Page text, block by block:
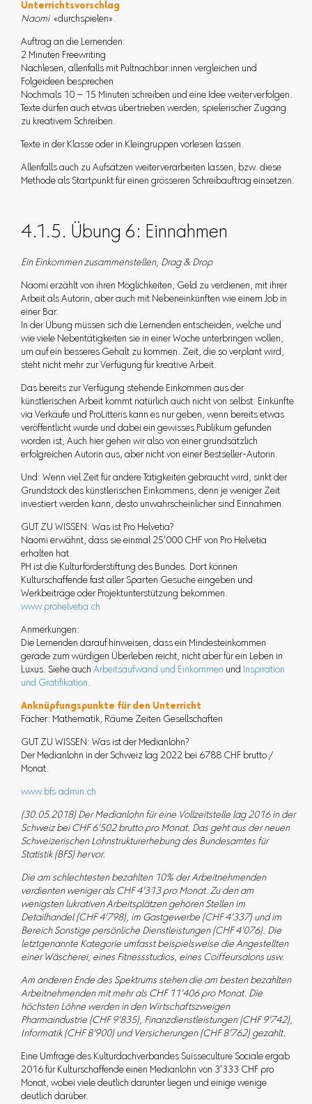
Unterrichtsvorschlag
Naomi«durchspielen».
Auftrag an die Lernenden:
2 Minuten Freewriting
Nachlesen, allenfalls mit Pultnachbar:innen vergleichen und
Folgeideen besprechen
Nochmals 10 – 15 Minuten schreiben und eine Idee weiterverfolgen.
Texte dürfen auch etwas übertrieben werden, spielerischer Zugang
zu kreativem Schreiben.
Texte in der Klasse oder in Kleingruppen vorlesen lassen.
Allenfalls auch zu Aufsätzen weiterverarbeiten lassen, bzw. diese
Methode als Startpunkt für einen grösseren Schreibauftrag einsetzen.
4.1.5. Übung 6: Einnahmen
Ein Einkommen zusammenstellen, Drag & Drop
Naomi erzählt von ihren Möglichkeiten, Geld zu verdienen, mit ihrer
Arbeit als Autorin, aber auch mit Nebeneinkünften wie einem Job in
einer Bar.
In der Übung müssen sich die Lernenden entscheiden, welche und
wie viele Nebentätigkeiten sie in einer Woche unterbringen wollen,
um auf ein besseres Gehalt zu kommen. Zeit, die so verplant wird,
steht nicht mehr zur Verfügung für kreative Arbeit.
Das bereits zur Verfügung stehende Einkommen aus der
künstlerischen Arbeit kommt natürlich auch nicht von selbst: Einkünfte
via Verkäufe und ProLitteris kann es nur geben, wenn bereits etwas
veröffentlicht wurde und dabei ein gewisses Publikum gefunden
worden ist, Auch hier gehen wir also von einer grundsätzlich
erfolgreichen Autorin aus, aber nicht von einer Bestseller-Autorin.
Und: Wenn viel Zeit für andere Tätigkeiten gebraucht wird, sinkt der
Grundstock des künstlerischen Einkommens, denn je weniger Zeit
investiert werden kann, desto unwahrscheinlicher sind Einnahmen.
GUT ZU WISSEN: Was ist Pro Helvetia?
Naomi erwähnt, dass sie einmal 25'000 CHF von Pro Helvetia
erhalten hat.
PH ist die Kulturförderstiftung des Bundes. Dort können
Kulturschaffende fast aller Sparten Gesuche eingeben und
Werkbeiträge oder Projektunterstützung bekommen.
www.prohelvetia.ch
Anmerkungen:
Die Lernenden darauf hinweisen, dass ein Mindesteinkommen
gerade zum würdigen Überleben reicht, nicht aber für ein Leben in
Luxus. Siehe auch Arbeitsaufwand und Einkommen und Inspiration
und Gratifikation.
Anknüpfungspunkte für den Unterricht
Fächer: Mathematik, Räume Zeiten Gesellschaften
GUT ZU WISSEN: Was ist der Medianlohn?
Der Medianlohn in der Schweiz lag 2022 bei 6788 CHF brutto /
Monat.
www.bfs.admin.ch
(30.05.2018) Der Medianlohn für eine Vollzeitstelle lag 2016 in der
Schweiz bei CHF 6'502 brutto pro Monat. Das geht aus der neuen
Schweizerischen Lohnstrukturerhebung des Bundesamtes für
Statistik (BFS) hervor.
Die am schlechtesten bezahlten 10% der Arbeitnehmenden
verdienten weniger als CHF 4'313 pro Monat. Zu den am
wenigsten lukrativen Arbeitsplätzen gehören Stellen im
Detailhandel (CHF 4'798), im Gastgewerbe (CHF 4'337) und im
Bereich Sonstige persönliche Dienstleistungen (CHF 4'076). Die
letztgenannte Kategorie umfasst beispielsweise die Angestellten
einer Wäscherei, eines Fitnessstudios, eines Coiffeursalons usw.
Am anderen Ende des Spektrums stehen die am besten bezahlten
Arbeitnehmenden mit mehr als CHF 11'406 pro Monat. Die
höchsten Löhne werden in den Wirtschaftszweigen
Pharmaindustrie (CHF 9'835), Finanzdienstleistungen (CHF 9'742),
Informatik (CHF 8'900) und Versicherungen (CHF 8'762) gezahlt.
Eine Umfrage des Kulturdachverbandes Suisseculture Sociale ergab
2016 für Kulturschaffende einen Medianlohn von 3'333 CHF pro
Monat, wobei viele deutlich darunter liegen und einige wenige
deutlich darüber.